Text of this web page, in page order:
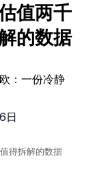
值两千
的数据
：一份冷静
日
得拆解的数据